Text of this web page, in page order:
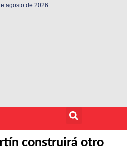
agosto de 2026
construirá otro